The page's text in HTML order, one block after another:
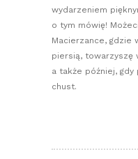
wydarzeniem
o tym mówię!
Macierzance, gdzie
piersią, towarzyszę
a także później, gdy
chust.